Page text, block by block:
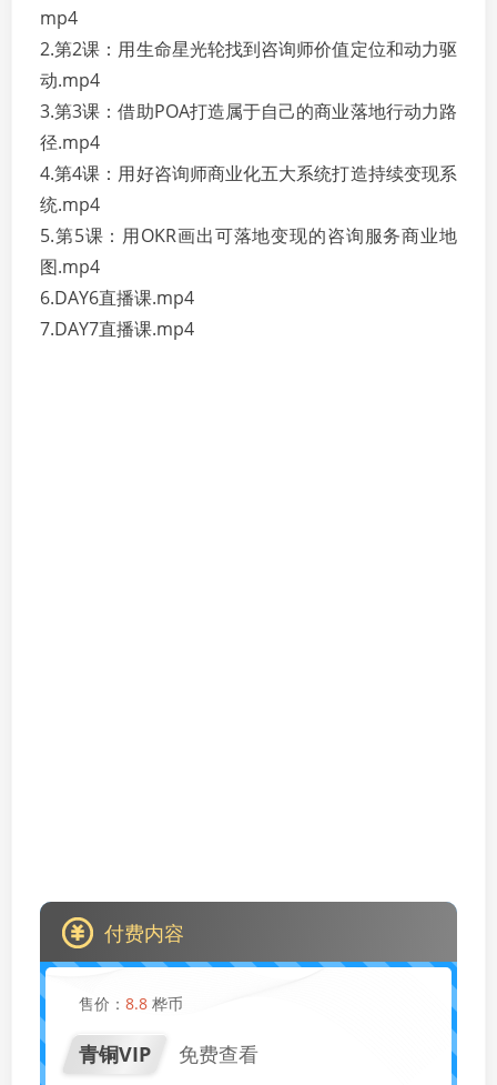
mp4
2.第2课：用生命星光轮找到咨询师价值定位和动力驱
动.mp4
3.第3课：借助POA打造属于自己的商业落地行动力路
径.mp4
4.第4课：用好咨询师商业化五大系统打造持续变现系
统.mp4
5.第5课：用OKR画出可落地变现的咨询服务商业地
图.mp4
6.DAY6直播课.mp4
7.DAY7直播课.mp4
付费内容
售价： 8.8 桦币
青铜VIP 免费查看